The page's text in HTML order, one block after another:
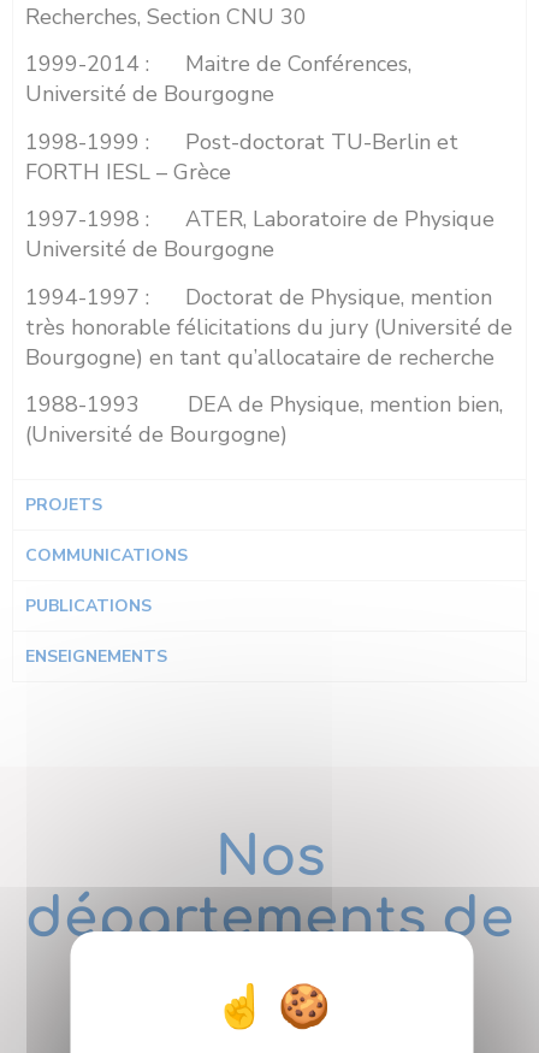
Recherches, Section CNU 30
1999-2014 : Maitre de Conférences,
Université de Bourgogne
1998-1999 : Post-doctorat TU-Berlin et
FORTH IESL – Grèce
1997-1998 : ATER, Laboratoire de Physique
Université de Bourgogne
1994-1997 : Doctorat de Physique, mention
très honorable félicitations du jury (Université de
Bourgogne) en tant qu’allocataire de recherche
1988-1993 DEA de Physique, mention bien,
(Université de Bourgogne)
PROJETS
COMMUNICATIONS
PUBLICATIONS
ENSEIGNEMENTS
Nos
départements de
Recherche